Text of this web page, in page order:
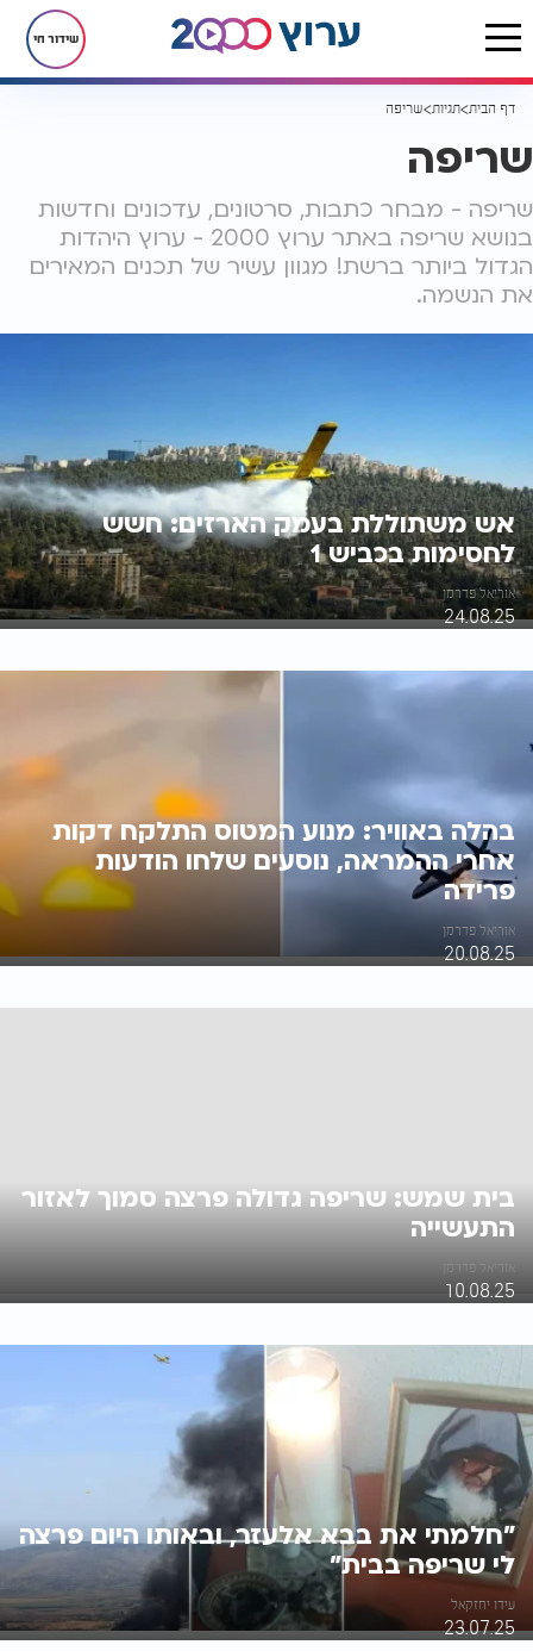
שידור חי
דף הבית תגיות שריפה
שריפה
שריפה - מבחר כתבות, סרטונים, עדכונים וחדשות
בנושא שריפה באתר ערוץ 2000 - ערוץ היהדות
הגדול ביותר ברשת! מגוון עשיר של תכנים המאירים
את הנשמה.
אש משתוללת בעמק הארזים: חשש
לחסימות בכביש 1
אוריאל פדרמן
24.08.25
בהלה באוויר: מנוע המטוס התלקח דקות
אחרי ההמראה, נוסעים שלחו הודעות
פרידה
אוריאל פדרמן
20.08.25
בית שמש: שריפה גדולה פרצה סמוך לאזור
התעשייה
אוריאל פדרמן
10.08.25
"חלמתי את בבא אלעזר, ובאותו היום פרצה
לי שריפה בבית"
עידו יחזקאל
23.07.25